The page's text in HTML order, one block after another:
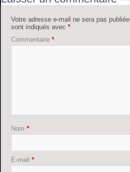
Votre adresse e-mail ne sera pas publiée.
sont indiqués avec*
Commentaire*
Nom*
E-mail*